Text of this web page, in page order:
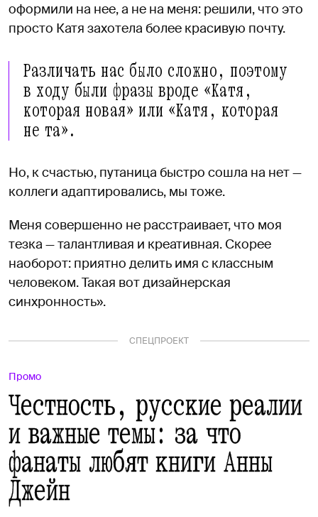
оформили на нее, а не на меня: решили, что это
просто Катя захотела более красивую почту.
Различать нас было сложно, поэтому
в ходу были фразы вроде «Катя,
которая новая» или «Катя, которая
не та».
Но, к счастью, путаница быстро сошла на нет —
коллеги адаптировались, мы тоже.
Меня совершенно не расстраивает, что моя
тезка — талантливая и креативная. Скорее
наоборот: приятно делить имя с классным
человеком. Такая вот дизайнерская
синхронность».
СПЕЦПРОЕКТ
Промо
Честность, русские реалии
и важные темы: за что
фанаты любят книги Анны
Джейн